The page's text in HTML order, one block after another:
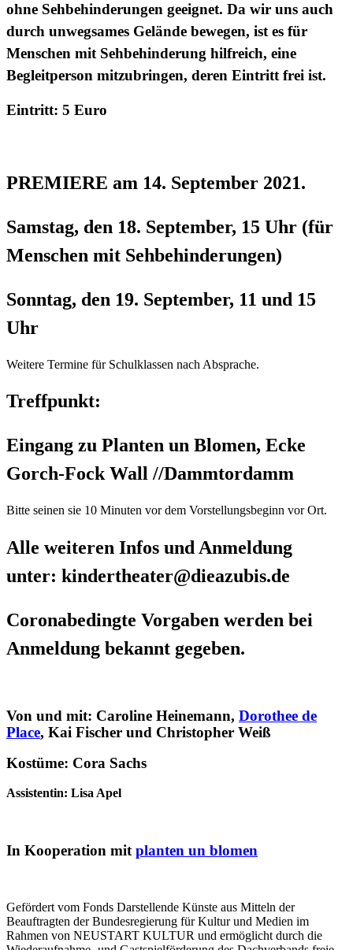
ohne Sehbehinderungen geeignet. Da wir uns auch
durch unwegsames Gelände bewegen, ist es für
Menschen mit Sehbehinderung hilfreich, eine
Begleitperson mitzubringen, deren Eintritt frei ist.
Eintritt: 5 Euro
PREMIERE am 14. September 2021.
Samstag, den 18. September, 15 Uhr (für
Menschen mit Sehbehinderungen)
Sonntag, den 19. September, 11 und 15
Uhr
Weitere Termine für Schulklassen nach Absprache.
Treffpunkt:
Eingang zu Planten un Blomen, Ecke
Gorch-Fock Wall //Dammtordamm
Bitte seinen sie 10 Minuten vor dem Vorstellungsbeginn vor Ort.
Alle weiteren Infos und Anmeldung
unter: kindertheater@dieazubis.de
Coronabedingte Vorgaben werden bei
Anmeldung bekannt gegeben.
Von und mit: Caroline Heinemann, Dorothee de
Place, Kai Fischer und Christopher Weiß
Kostüme: Cora Sachs
Assistentin: Lisa Apel
In Kooperation mit planten un blomen
Gefördert vom Fonds Darstellende Künste aus Mitteln der
Beauftragten der Bundesregierung für Kultur und Medien im
Rahmen von NEUSTART KULTUR und ermöglicht durch die